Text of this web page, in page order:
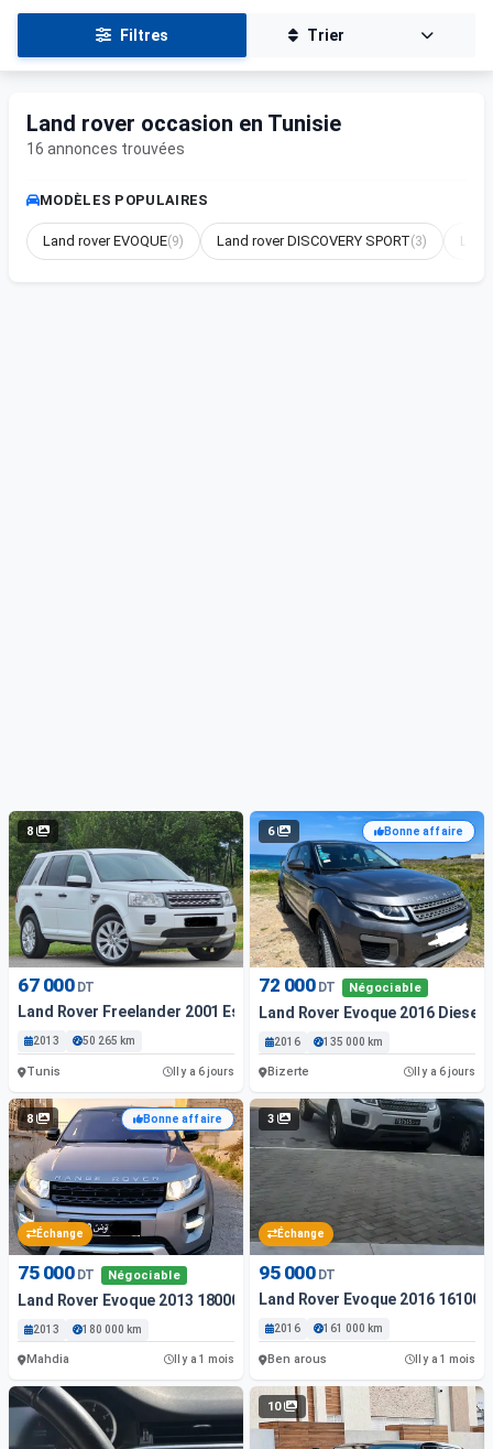
Filtres Trier
Land rover occasion en Tunisie
16 annonces trouvées
MODÈLES POPULAIRES
Land rover EVOQUE(9) Land rover DISCOVERY SPORT(3)
8
67 000 DT
Land Rover Freelander 2001 Essence 50 265 Km Tunis
2013 50 265 km
Tunis Il y a 6 jours
6 Bonne affaire
72 000 DT Négociable
Land Rover Evoque 2016 Diesel
2016 135 000 km
Bizerte Il y a 6 jours
8
Échange
Bonne affaire
75 000 DT Négociable
Land Rover Evoque 2013 18000 Km
2013 180 000 km
Mahdia Il y a 1 mois
3
Échange
95 000 DT
Land Rover Evoque 2016 161000
2016 161 000 km
Ben arous Il y a 1 mois
10